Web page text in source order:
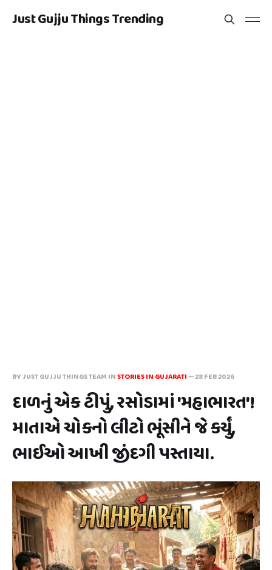
Just Gujju Things Trending
BY JUST GUJJU THINGS TEAM INSTORIES IN GUJARATI—28 FEB 2026
દાળનું એક ટીપું, રસોડામાં 'મહાભારત'!
માતાએ ચોકનો લીટો ભૂંસીને જે કર્યું,
ભાઈઓ આખી જીંદગી પસ્તાયા.